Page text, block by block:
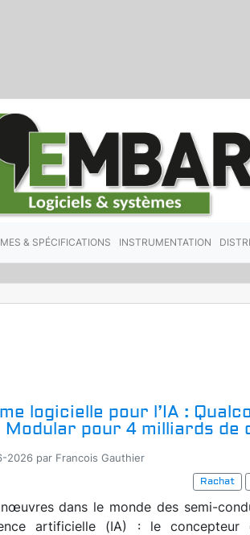
& SPÉCIFICATIONS INSTRUMENTATION
logicielle pour l’IA :
pour 4 milliards de
2026 par Francois Gauthier
Rachat
dans le monde des semi-
artificielle (IA) : le concepteur